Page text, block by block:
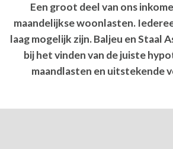
Een groot deel van ons
maandelijkse woonlasten.
laag mogelijk zijn. Baljeu en Staal
bij het vinden van de juiste
maandlasten en uitstekende